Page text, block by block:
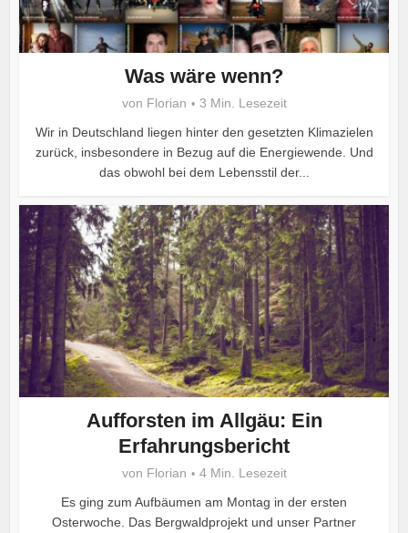
Was wäre wenn?
von Florian
3 Min. Lesezeit
Wir in Deutschland liegen hinter den gesetzten Klimazielen
zurück, insbesondere in Bezug auf die Energiewende. Und
das obwohl bei dem Lebensstil der...
Aufforsten im Allgäu: Ein
Erfahrungsbericht
von Florian
4 Min. Lesezeit
Es ging zum Aufbäumen am Montag in der ersten
Osterwoche. Das Bergwaldprojekt und unser Partner